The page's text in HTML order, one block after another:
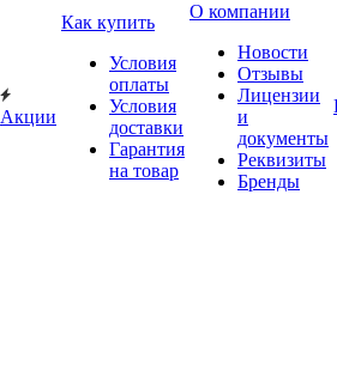
Акции
Как купить
Условия
оплаты
Условия
доставки
Гарантия
на товар
О компании
Новости
Отзывы
Лицензии
и
документы
Реквизиты
Бренды